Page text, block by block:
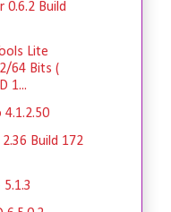
0.6.2 Build
Lite
64 Bits (
1...
4.1.2.50
Build 172